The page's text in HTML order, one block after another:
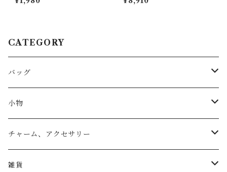
CATEGORY
バッグ
トートバッグ
リュック
ショルダー
小物
小物入れ
チャーム、アクセサリー
バッグチャーム
雑貨